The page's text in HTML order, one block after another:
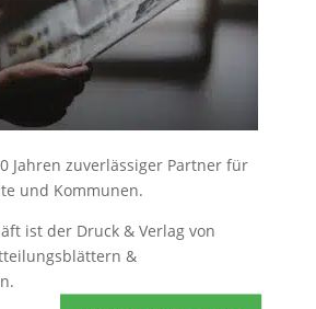
Jahren zuverlässiger Partner für
und Kommunen.
ist der Druck & Verlag von
&
.